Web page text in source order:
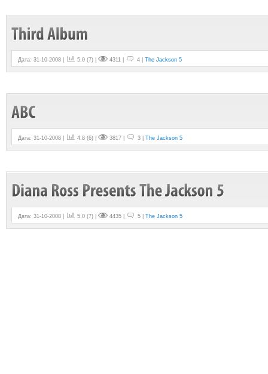
Дата: 31-10-2008 | 5.0 (7) | 4311 | 4 | The Jackson 5
Дата: 31-10-2008 | 4.8 (6) | 3817 | 3 | The Jackson 5
Дата: 31-10-2008 | 5.0 (7) | 4435 | 5 | The Jackson 5